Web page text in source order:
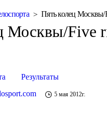
Пять колец Москвы/
Москвы/Five
Результаты
5 мая 2012г.